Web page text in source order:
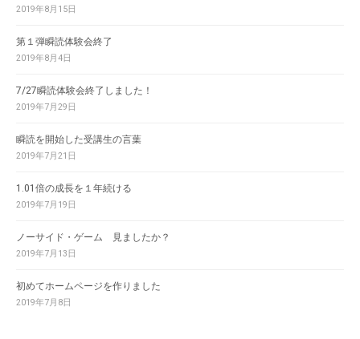
2019年8月15日
第１弾瞬読体験会終了
2019年8月4日
7/27瞬読体験会終了しました！
2019年7月29日
瞬読を開始した受講生の言葉
2019年7月21日
1.01倍の成長を１年続ける
2019年7月19日
ノーサイド・ゲーム 見ましたか？
2019年7月13日
初めてホームページを作りました
2019年7月8日